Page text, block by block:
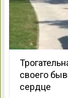
своего
сердце